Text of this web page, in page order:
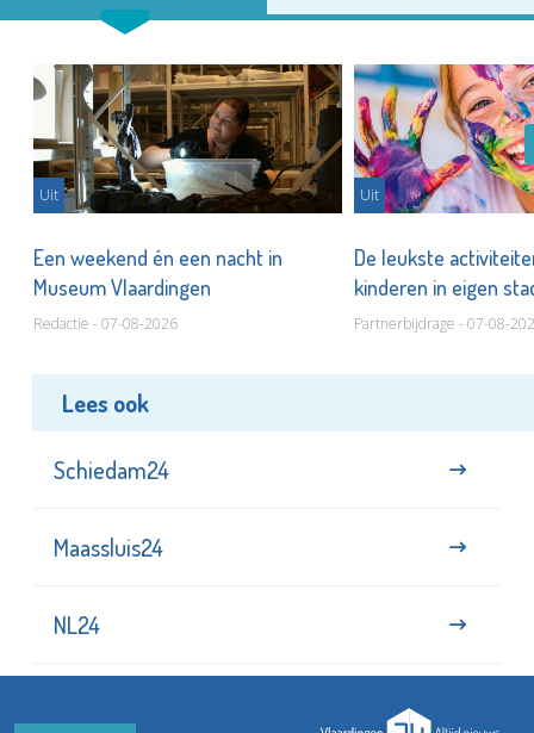
Uit
Een weekend én een nacht in
Museum Vlaardingen
Redactie - 07-08-2026
Uit
De leukste
kinderen in eigen
Partnerbijdrage - 07-08-
Lees ook
Schiedam24
Maassluis24
NL24